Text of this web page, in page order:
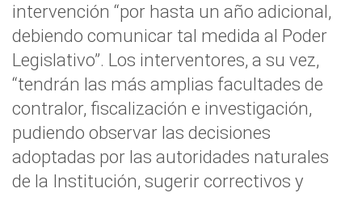
intervención “por hasta un año adicional,
debiendo comunicar tal medida al Poder
Legislativo”. Los interventores, a su vez,
“tendrán las más amplias facultades de
contralor, fiscalización e investigación,
pudiendo observar las decisiones
adoptadas por las autoridades naturales
de la Institución, sugerir correctivos y